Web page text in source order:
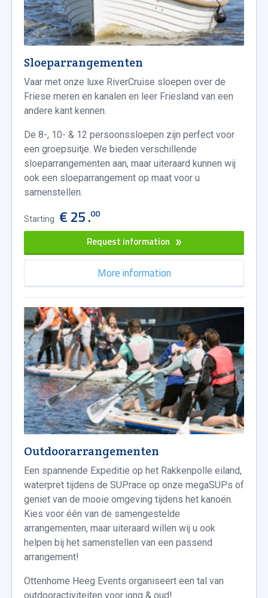
Sloeparrangementen
Vaar met onze luxe RiverCruise sloepen over de
Friese meren en kanalen en leer Friesland van een
andere kant kennen.
De 8-, 10- & 12 persoonssloepen zijn perfect voor
een groepsuitje. We bieden verschillende
sloeparrangementen aan, maar uiteraard kunnen wij
ook een sloeparrangement op maat voor u
samenstellen.
Starting € 25 .00
Request information
More information
Outdoorarrangementen
Een spannende Expeditie op het Rakkenpolle eiland,
waterpret tijdens de SUPrace op onze megaSUPs of
geniet van de mooie omgeving tijdens het kanoën.
Kies voor één van de samengestelde
arrangementen, maar uiteraard willen wij u ook
helpen bij het samenstellen van een passend
arrangement!
Ottenhome Heeg Events organiseert een tal van
outdooractiviteiten voor jong & oud!